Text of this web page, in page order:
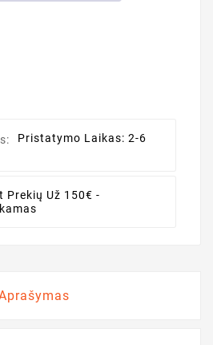
Pristatymo Laikas: 2-6
Prekių Už 150€ -